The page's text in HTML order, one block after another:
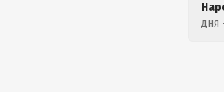
дня